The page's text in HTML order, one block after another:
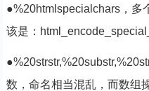
●%20htmlspecialchars，多
该是：
数，命名相当混乱，而数组